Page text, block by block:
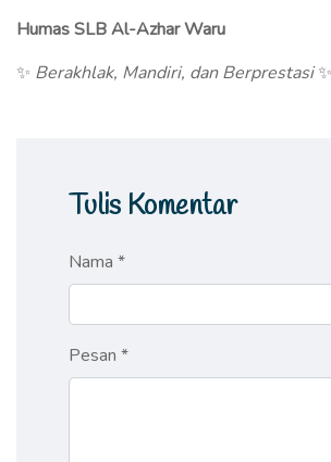
Humas SLB Al-Azhar Waru
✨ Berakhlak, Mandiri, dan Berprestasi
Tulis Komentar
Nama *
Pesan *